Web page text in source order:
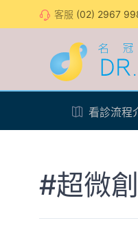
客服 (02) 2967
看診流程
#超微創